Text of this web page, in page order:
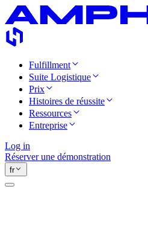
Fulfillment
Suite Logistique
Prix
Histoires de réussite
Ressources
Entreprise
Log in
Réserver une démonstration
fr